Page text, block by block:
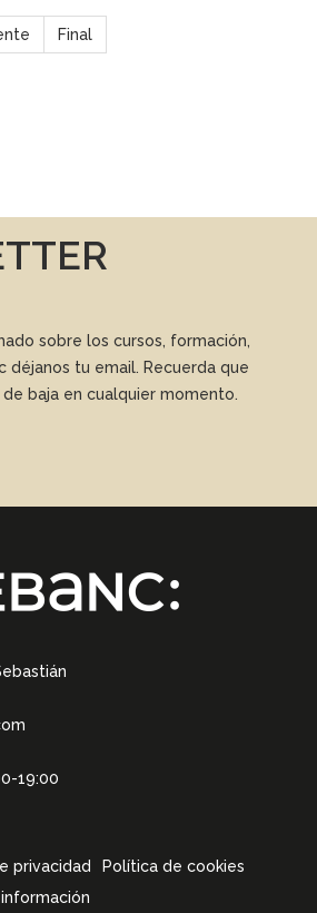
Final
sobre los cursos, formación,
tu email. Recuerda que
baja en cualquier momento.
19:00
privacidad
Política de cookies